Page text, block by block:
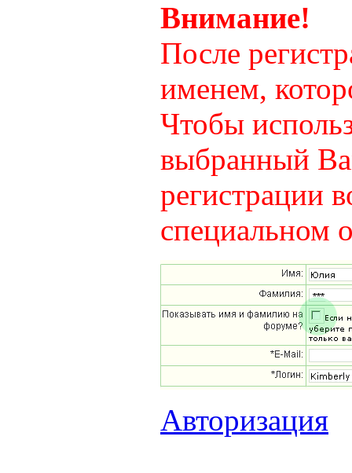
Внимание!
После
именем,
Чтобы
выбранный
регистрации
специальном
Авторизация